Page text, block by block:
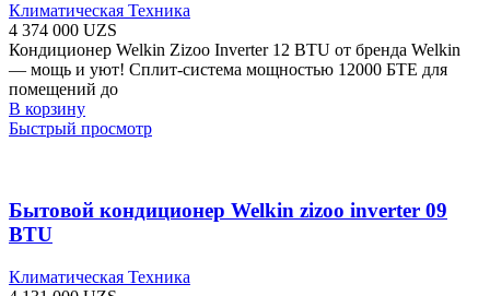
Климатическая Техника
4 374 000 UZS
Кондиционер Welkin Zizoo Inverter 12 BTU от бренда Welkin
— мощь и уют! Сплит-система мощностью 12000 БТЕ для
помещений до
В корзину
Быстрый просмотр
Бытовой кондиционер Welkin zizoo inverter 09
BTU
Климатическая Техника